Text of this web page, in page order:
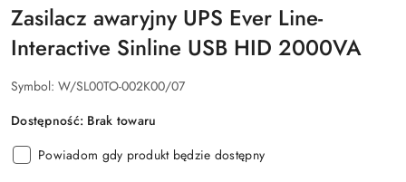
Zasilacz awaryjny UPS Ever Line-
Interactive Sinline USB HID 2000VA
Symbol: W/SL00TO-002K00/07
Dostępność: Brak towaru
Powiadom gdy produkt będzie dostępny